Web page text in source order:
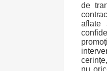
de
aflate
nu